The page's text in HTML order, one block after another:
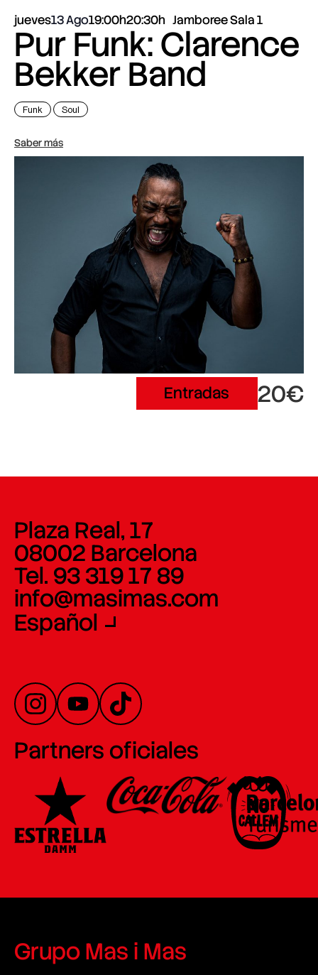
jueves13 Ago19:00h20:30h Jamboree Sala 1
Pur Funk: Clarence
Bekker Band
Funk Soul
Saber más
Entradas 20€
Plaza Real, 17
08002 Barcelona
Tel. 93 319 17 89
info@masimas.com
Español
Partners oficiales
Grupo Mas i Mas